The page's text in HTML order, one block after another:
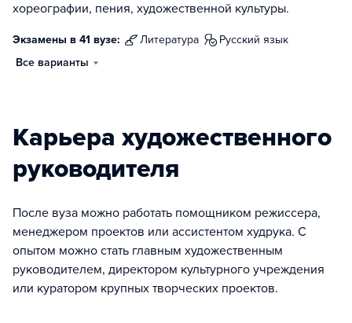
хореографии, пения, художественной культуры.
Экзамены в 41 вузе: литература
русский язык
Все варианты
Карьера художественного
руководителя
После вуза можно работать помощником режиссера,
менеджером проектов или ассистентом худрука. С
опытом можно стать главным художественным
руководителем, директором культурного учреждения
или куратором крупных творческих проектов.